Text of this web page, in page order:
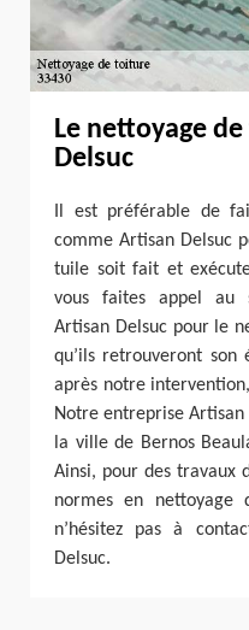
Le nettoyage
Delsuc
Il est préférable de
comme Artisan Delsuc
tuile soit fait et
vous faites appel au
Artisan Delsuc pour le
qu’ils retrouveront
après notre
Notre entreprise
la ville de Bernos
Ainsi, pour des travaux
normes en nettoyage
n’hésitez pas à
Delsuc.